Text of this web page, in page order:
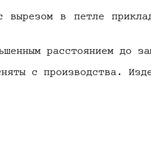
вырезом в петле
расстоянием до
с производства.